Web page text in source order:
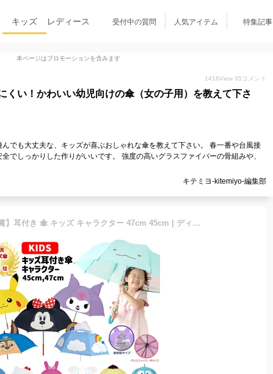
キッズ レディース 受付中の質問 人気アイテム 特集記事
本ページはプロモーションを含みます
1416View 35 コメント
くい！かわいい幼児向けの傘（女の子用）を教えて下さ
でも大丈夫な、キッズが喜ぶおしゃれな傘を教えて下さい。 春一番や台風接
でしっかりした作りがいいです。 強度の高いグラスファイバーの骨組みや、
キテミヨ-kitemiyo-編集部
【ランキング1位受賞】耳付き 傘 キッズ キャラクター 47cm 45cm | ディズニー キティ マイメロディ クロミ シナモロール サンリオ トイストーリー トーマス ピカチュウ ポケモン ドラえもん すみっコぐらし パウパトロール スヌーピー 子供 男の子 女の子 雨傘 かさ